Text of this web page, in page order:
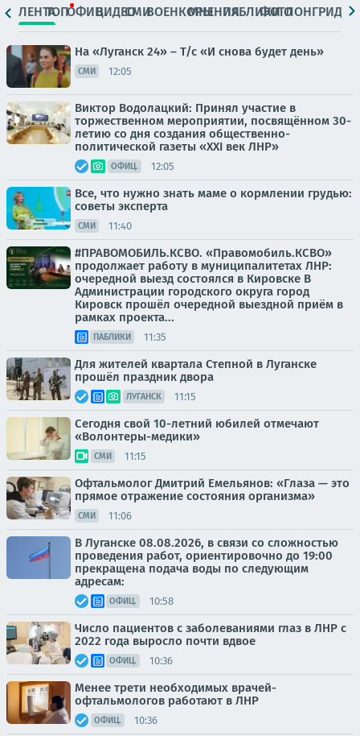
ЛЕНТАТОПОФИЦ.ВИДЕОСМИВОЕНКОРЫМНЕНИЯПАБЛИКИ
ФОТОЛОНГРИДЫ
На «Луганск 24» – Т/с «И снова будет день»
СМИ 12:05
Виктор Водолацкий: Принял участие в
торжественном мероприятии, посвящённом 30-
летию со дня создания общественно-
политической газеты «XXI век ЛНР»
ОФИЦ. 12:05
Все, что нужно знать маме о кормлении грудью:
советы эксперта
СМИ 11:40
#ПРАВОМОБИЛЬ.КСВО. «Правомобиль.КСВО»
продолжает работу в муниципалитетах ЛНР:
очередной выезд состоялся в Кировске В
Администрации городского округа город
Кировск прошёл очередной выездной приём в
рамках проекта...
ПАБЛИКИ 11:35
Для жителей квартала Степной в Луганске
прошёл праздник двора
ЛУГАНСК 11:15
Сегодня свой 10-летний юбилей отмечают
«Волонтеры-медики»
СМИ 11:15
Офтальмолог Дмитрий Емельянов: «Глаза — это
прямое отражение состояния организма»
СМИ 11:06
В Луганске 08.08.2026, в связи со сложностью
проведения работ, ориентировочно до 19:00
прекращена подача воды по следующим
адресам:
ОФИЦ. 10:58
Число пациентов с заболеваниями глаз в ЛНР с
2022 года выросло почти вдвое
ОФИЦ. 10:36
Менее трети необходимых врачей-
офтальмологов работают в ЛНР
ОФИЦ. 10:36